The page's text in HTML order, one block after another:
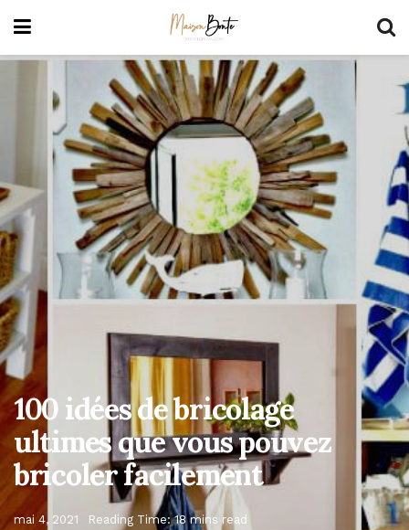
100 idées de bricolage
ultimes que vous pouvez
bricoler facilement
mai 4, 2021 Reading Time: 18 mins read